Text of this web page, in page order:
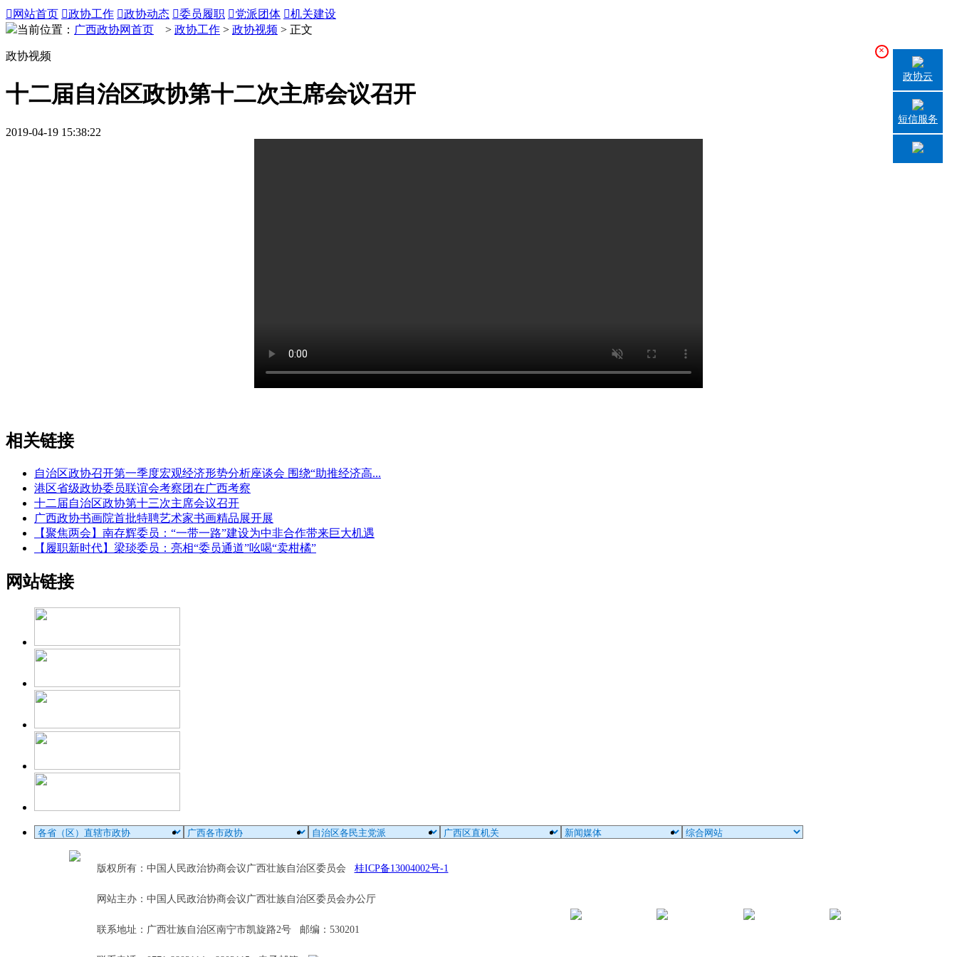
 网站首页 政协工作 政协动态 委员履职 党派团体 机关建设
当前位置： 广西政协网首页 > 政协工作 > 政协视频 > 正文
政协视频
十二届自治区政协第十二次主席会议召开
2019-04-19 15:38:22
相关链接
自治区政协召开第一季度宏观经济形势分析座谈会 围绕“助推经济高...
港区省级政协委员联谊会考察团在广西考察
十二届自治区政协第十三次主席会议召开
广西政协书画院首批特聘艺术家书画精品展开展
【聚焦两会】南存辉委员：“一带一路”建设为中非合作带来巨大机遇
【履职新时代】梁琰委员：亮相“委员通道”吆喝“卖柑橘”
网站链接
版权所有：中国人民政治协商会议广西壮族自治区委员会 桂ICP备13004002号-1
网站主办：中国人民政治协商会议广西壮族自治区委员会办公厅
联系地址：广西壮族自治区南宁市凯旋路2号 邮编：530201
×
政协云
短信服务